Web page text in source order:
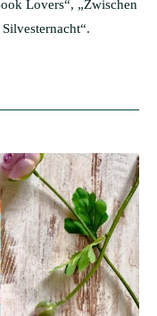
Lovers“, „Zwischen